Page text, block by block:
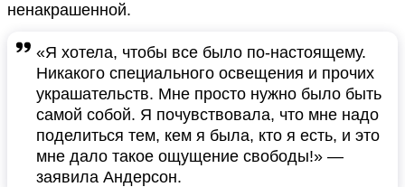
ненакрашенной.
«Я хотела, чтобы все было по-настоящему.
Никакого специального освещения и прочих
украшательств. Мне просто нужно было быть
самой собой. Я почувствовала, что мне надо
поделиться тем, кем я была, кто я есть, и это
мне дало такое ощущение свободы!» —
заявила Андерсон.